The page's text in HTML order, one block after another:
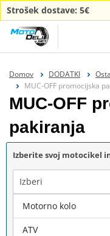
Strošek dostave: 5€
Domov DODATKI
MUC-OFF promocijska
MUC-OFF
pakiranja
Izberite svoj motocikel
Izberi
Blagovna znamka
Motorno kolo
ATV